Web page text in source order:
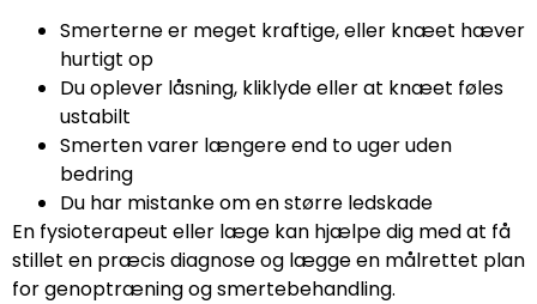
Smerterne er meget kraftige, eller knæet hæver
hurtigt op
Du oplever låsning, kliklyde eller at knæet føles
ustabilt
Smerten varer længere end to uger uden
bedring
Du har mistanke om en større ledskade
En fysioterapeut eller læge kan hjælpe dig med at få
stillet en præcis diagnose og lægge en målrettet plan
for genoptræning og smertebehandling.